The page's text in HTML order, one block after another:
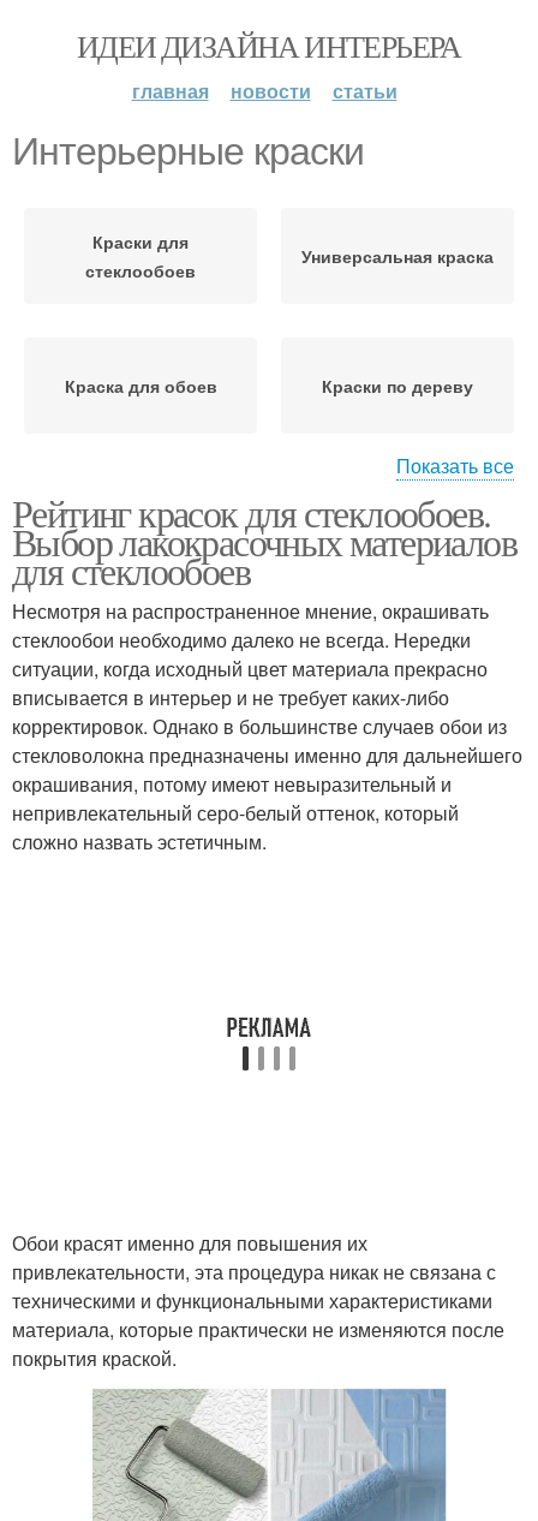
ИДЕИ ДИЗАЙНА ИНТЕРЬЕРА
главная новости статьи
Интерьерные краски
Краски для
стеклообоев
Универсальная краска
Краска для обоев Краски по дереву
Краски для работ Латексная краска
Краски для разных
видов
Краски для обоев
Показать все
Рейтинг красок для стеклообоев.
Выбор лакокрасочных материалов
для стеклообоев
Несмотря на распространенное мнение, окрашивать
стеклообои необходимо далеко не всегда. Нередки
ситуации, когда исходный цвет материала прекрасно
вписывается в интерьер и не требует каких-либо
корректировок. Однако в большинстве случаев обои из
стекловолокна предназначены именно для дальнейшего
окрашивания, потому имеют невыразительный и
непривлекательный серо-белый оттенок, который
сложно назвать эстетичным.
Обои красят именно для повышения их
привлекательности, эта процедура никак не связана с
техническими и функциональными характеристиками
материала, которые практически не изменяются после
покрытия краской.